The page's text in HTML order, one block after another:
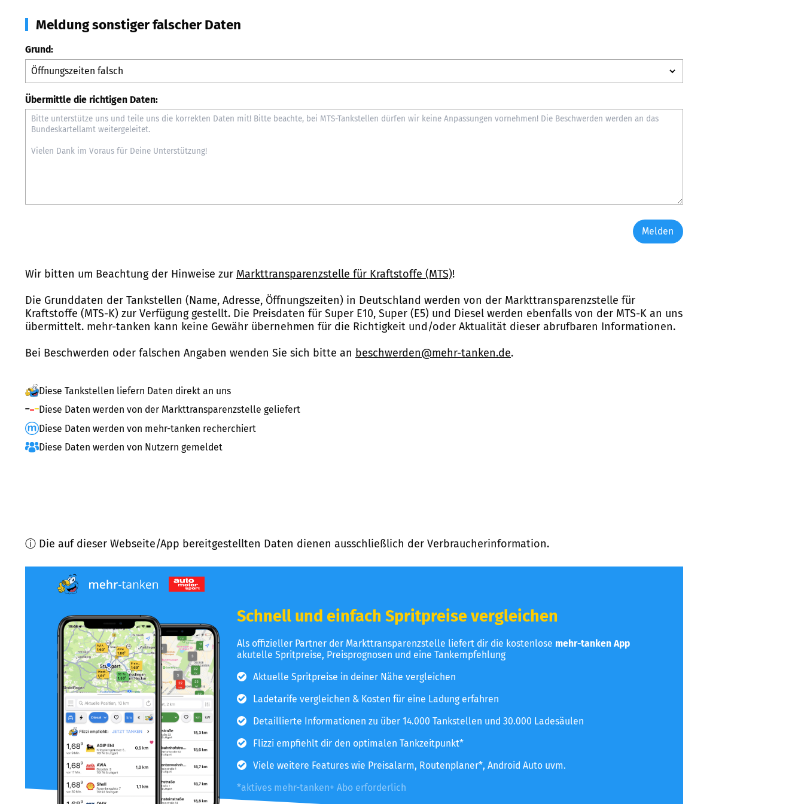
Meldung sonstiger falscher Daten
Grund:
Übermittle die richtigen Daten:
Melden
Wir bitten um Beachtung der Hinweise zur Markttransparenzstelle für Kraftstoffe (MTS)!
Die Grunddaten der Tankstellen (Name, Adresse, Öffnungszeiten) in Deutschland werden von der Markttransparenzstelle für
Kraftstoffe (MTS-K) zur Verfügung gestellt. Die Preisdaten für Super E10, Super (E5) und Diesel werden ebenfalls von der MTS-K an uns
übermittelt. mehr-tanken kann keine Gewähr übernehmen für die Richtigkeit und/oder Aktualität dieser abrufbaren Informationen.
Bei Beschwerden oder falschen Angaben wenden Sie sich bitte an beschwerden@mehr-tanken.de.
Diese Tankstellen liefern Daten direkt an uns
Diese Daten werden von der Markttransparenzstelle geliefert
Diese Daten werden von mehr-tanken recherchiert
Diese Daten werden von Nutzern gemeldet
ⓘ Die auf dieser Webseite/App bereitgestellten Daten dienen ausschließlich der Verbraucherinformation.
Schnell und einfach Spritpreise vergleichen
Als offizieller Partner der Markttransparenzstelle liefert dir die kostenlose mehr-tanken App
akutelle Spritpreise, Preisprognosen und eine Tankempfehlung
Aktuelle Spritpreise in deiner Nähe vergleichen
Ladetarife vergleichen & Kosten für eine Ladung erfahren
Detaillierte Informationen zu über 14.000 Tankstellen und 30.000 Ladesäulen
Flizzi empfiehlt dir den optimalen Tankzeitpunkt*
Viele weitere Features wie Preisalarm, Routenplaner*, Android Auto uvm.
*aktives mehr-tanken+ Abo erforderlich